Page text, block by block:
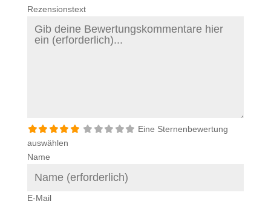
Rezensionstext
Eine Sternenbewertung
auswählen
Name
E-Mail